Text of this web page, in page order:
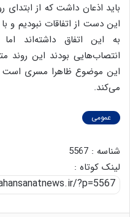
باید اذعان داشت که از
این دست از اتفاقات نبودیم و
به این اتفاق داشته‌اند
انتصاب‌هایی بودند این روند
این موضوع ظاهرا مسری است
می‌کند.
عمومی
شناسه : 5567
لینک کوتاه :